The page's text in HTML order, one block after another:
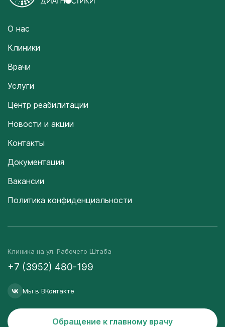
О нас
Клиники
Врачи
Услуги
Центр реабилитации
Новости и акции
Контакты
Документация
Вакансии
Политика конфиденциальности
Клиника на ул. Рабочего Штаба
+7 (3952) 480-199
Мы в ВКонтакте
Обращение к главному врачу